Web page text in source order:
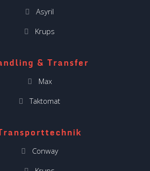
Asyril
Krups
& Transfer
Max
Taktomat
Conway